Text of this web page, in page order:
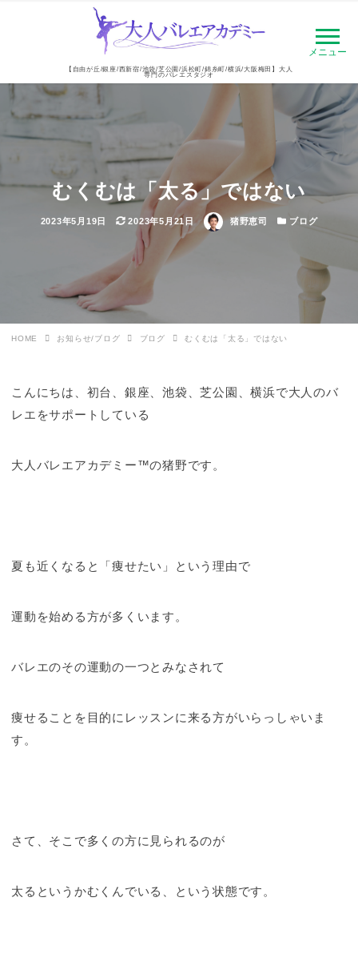
【自由が丘/銀座/西新宿/池袋/芝公園/浜松町/錦糸町/横浜/大阪梅田】大人
専門のバレエスタジオ
メニュー
むくむは「太る」ではない
投
2023年5月19日
更
日
2023年5月21日
著
者
猪野恵司
カ ブログ
HOME お知らせ/ブログ ブログ むくむは「太る」ではない
こんにちは、初台、銀座、池袋、芝公園、横浜で大人のバ
レエをサポートしている
大人バレエアカデミー™の猪野です。
夏も近くなると「痩せたい」という理由で
運動を始める方が多くいます。
バレエのその運動の一つとみなされて
痩せることを目的にレッスンに来る方がいらっしゃいま
す。
さて、そこで多くの方に見られるのが
太るというかむくんでいる、という状態です。